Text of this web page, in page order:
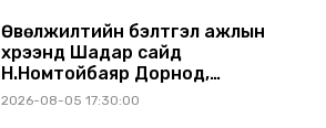
Өвөлжилтийн бэлтгэл ажлын
хүрээнд Шадар сайд
Н.Номтойбаяр Дорнод,
Сүхбаатар аймагт ажиллав
2026-08-05 17:30:00